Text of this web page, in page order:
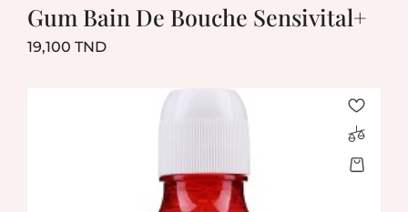
Gum Bain De Bouche Sensivital+
19,100 TNDPrix